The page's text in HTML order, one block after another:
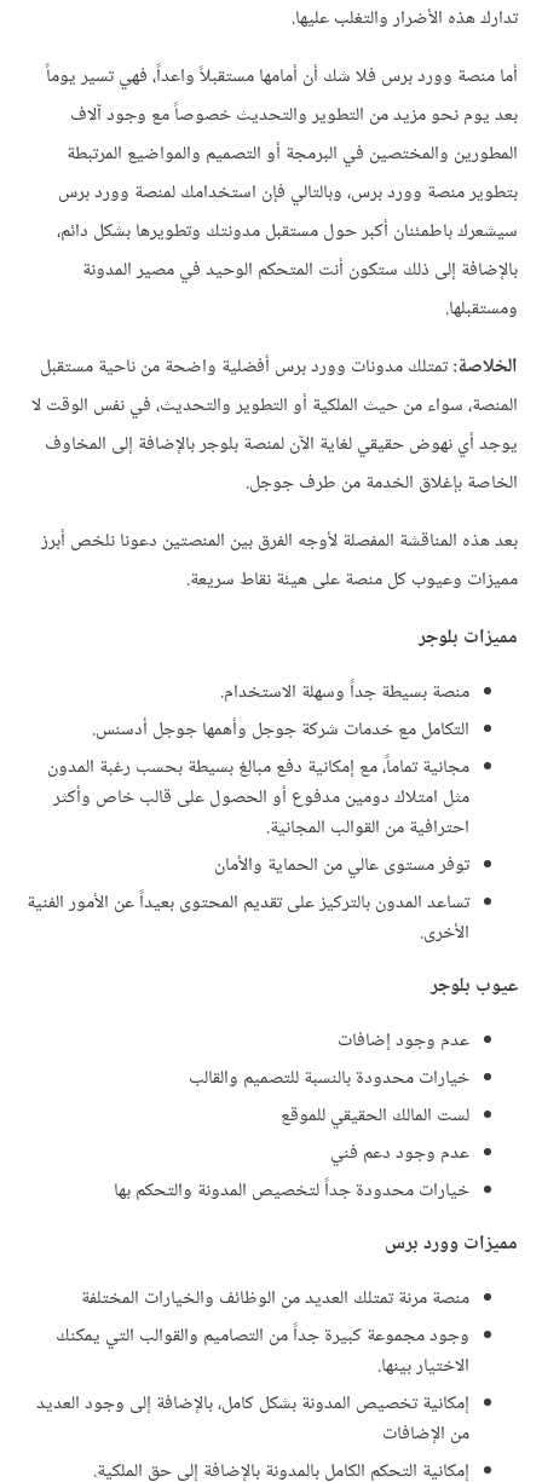
تدارك هذه الأضرار والتغلب عليها.
أما منصة وورد برس فلا شك أن أمامها مستقبلاً واعداً، فهي تسير يوماً
بعد يوم نحو مزيد من التطوير والتحديث خصوصاً مع وجود آلاف
المطورين والمختصين في البرمجة أو التصميم والمواضيع المرتبطة
بتطوير منصة وورد برس، وبالتالي فإن استخدامك لمنصة وورد برس
سيشعرك باطمئنان أكبر حول مستقبل مدونتك وتطويرها بشكل دائم،
بالإضافة إلى ذلك ستكون أنت المتحكم الوحيد في مصير المدونة
ومستقبلها.
الخلاصة:تمتلك مدونات وورد برس أفضلية واضحة من ناحية مستقبل
المنصة، سواء من حيث الملكية أو التطوير والتحديث، في نفس الوقت لا
يوجد أي نهوض حقيقي لغاية الآن لمنصة بلوجر بالإضافة إلى المخاوف
الخاصة بإغلاق الخدمة من طرف جوجل.
بعد هذه المناقشة المفصلة لأوجه الفرق بين المنصتين دعونا نلخص أبرز
مميزات وعيوب كل منصة على هيئة نقاط سريعة.
مميزات بلوجر
منصة بسيطة جداً وسهلة الاستخدام.
التكامل مع خدمات شركة جوجل وأهمها جوجل أدسنس.
مجانية تماماً، مع إمكانية دفع مبالغ بسيطة بحسب رغبة المدون
مثل امتلاك دومين مدفوع أو الحصول على قالب خاص وأكثر
احترافية من القوالب المجانية.
توفر مستوى عالي من الحماية والأمان
تساعد المدون بالتركيز على تقديم المحتوى بعيداً عن الأمور الفنية
الأخرى.
عيوب بلوجر
عدم وجود إضافات
خيارات محدودة بالنسبة للتصميم والقالب
لست المالك الحقيقي للموقع
عدم وجود دعم فني
خيارات محدودة جداً لتخصيص المدونة والتحكم بها
مميزات وورد برس
منصة مرنة تمتلك العديد من الوظائف والخيارات المختلفة
وجود مجموعة كبيرة جداً من التصاميم والقوالب التي يمكنك
الاختيار بينها.
إمكانية تخصيص المدونة بشكل كامل، بالإضافة إلى وجود العديد
من الإضافات
إمكانية التحكم الكامل بالمدونة بالإضافة إلى حق الملكية.